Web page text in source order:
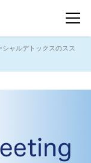
ャルデトックスのスス